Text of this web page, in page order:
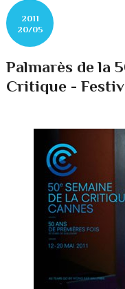
2011
20/05
Palmarès de la
Critique -